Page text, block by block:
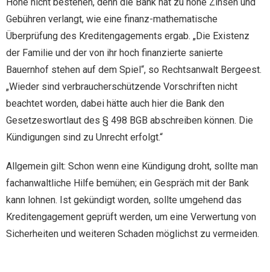
Gebühren verlangt, wie eine finanz-mathematische
Überprüfung des Kreditengagements ergab. „Die Existenz
der Familie und der von ihr hoch finanzierte sanierte
Bauernhof stehen auf dem Spiel“, so Rechtsanwalt Bergeest.
„Wieder sind verbraucherschützende Vorschriften nicht
beachtet worden, dabei hätte auch hier die Bank den
Gesetzeswortlaut des § 498 BGB abschreiben können. Die
Kündigungen sind zu Unrecht erfolgt.“
Allgemein gilt: Schon wenn eine Kündigung droht, sollte man
fachanwaltliche Hilfe bemühen; ein Gespräch mit der Bank
kann lohnen. Ist gekündigt worden, sollte umgehend das
Kreditengagement geprüft werden, um eine Verwertung von
Sicherheiten und weiteren Schaden möglichst zu vermeiden.